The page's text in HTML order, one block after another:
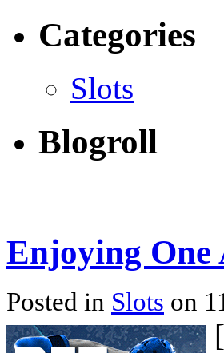
Categories
Slots
Blogroll
Enjoying One
Posted in Slots on
[